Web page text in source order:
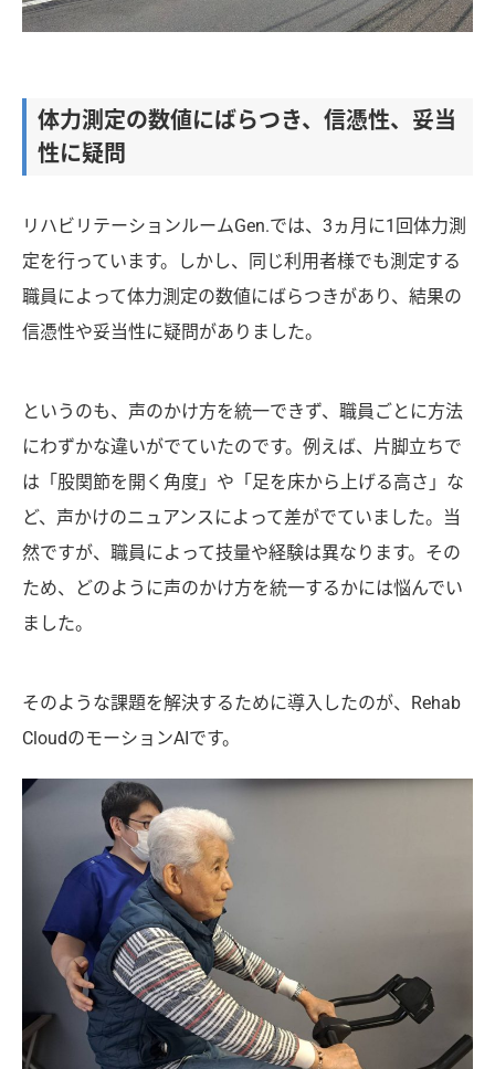
体力測定の数値にばらつき、信憑性、妥当
性に疑問
リハビリテーションルームGen.では、3ヵ月に1回体力測
定を行っています。しかし、同じ利用者様でも測定する
職員によって体力測定の数値にばらつきがあり、結果の
信憑性や妥当性に疑問がありました。
というのも、声のかけ方を統一できず、職員ごとに方法
にわずかな違いがでていたのです。例えば、片脚立ちで
は「股関節を開く角度」や「足を床から上げる高さ」な
ど、声かけのニュアンスによって差がでていました。当
然ですが、職員によって技量や経験は異なります。その
ため、どのように声のかけ方を統一するかには悩んでい
ました。
そのような課題を解決するために導入したのが、Rehab
CloudのモーションAIです。